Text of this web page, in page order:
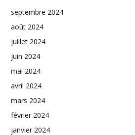
septembre 2024
août 2024
juillet 2024
juin 2024
mai 2024
avril 2024
mars 2024
février 2024
janvier 2024